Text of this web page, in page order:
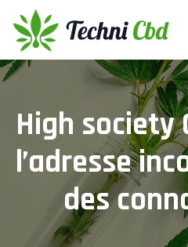
High society
l’adresse
des